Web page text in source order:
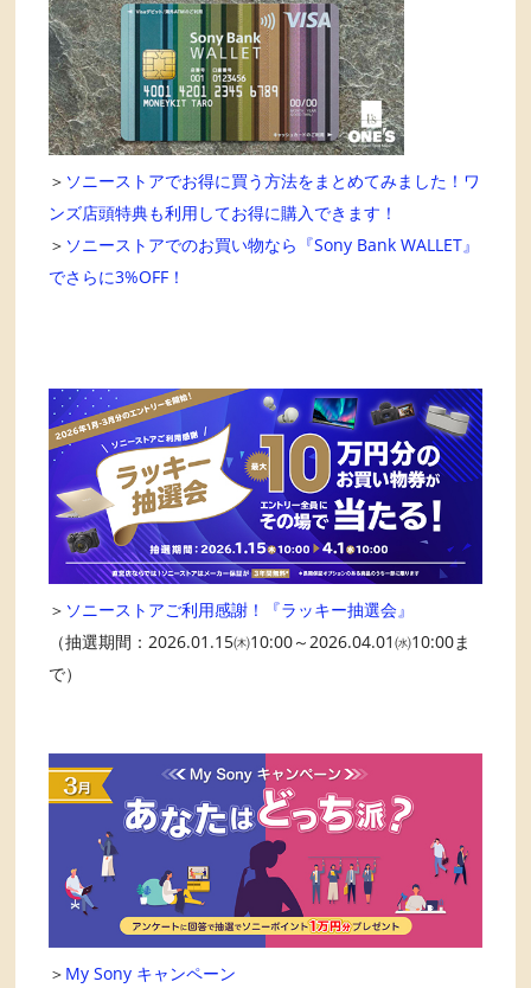
＞ ソニーストアでお得に買う方法をまとめてみました！ワ
ンズ店頭特典も利用してお得に購入できます！
＞ ソニーストアでのお買い物なら『Sony Bank WALLET』
でさらに3%OFF！
＞ ソニーストアご利用感謝！『ラッキー抽選会』
（抽選期間：2026.01.15㈭10:00～2026.04.01㈬10:00ま
で）
＞ My Sony キャンペーン